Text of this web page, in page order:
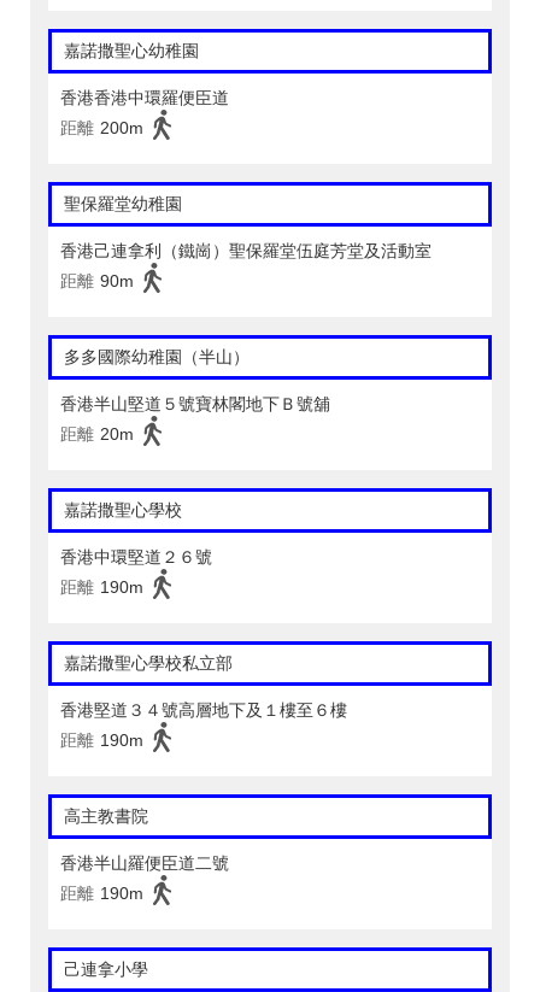
嘉諾撒聖心幼稚園
香港香港中環羅便臣道
距離 200m
聖保羅堂幼稚園
香港己連拿利（鐵崗）聖保羅堂伍庭芳堂及活動室
距離 90m
多多國際幼稚園（半山）
香港半山堅道５號寶林閣地下Ｂ號舖
距離 20m
嘉諾撒聖心學校
香港中環堅道２６號
距離 190m
嘉諾撒聖心學校私立部
香港堅道３４號高層地下及１樓至６樓
距離 190m
高主教書院
香港半山羅便臣道二號
距離 190m
己連拿小學